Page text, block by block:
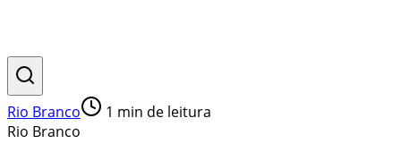
Rio Branco 1 min de leitura
Rio Branco